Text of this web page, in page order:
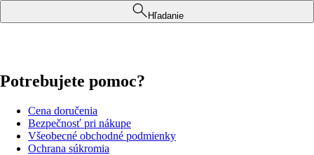
Hľadanie
Potrebujete pomoc?
Cena doručenia
Bezpečnosť pri nákupe
Všeobecné obchodné podmienky
Ochrana súkromia